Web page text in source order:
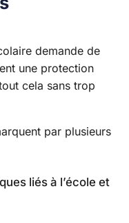
demande de
une protection
cela sans trop
par plusieurs
liés à l’école et